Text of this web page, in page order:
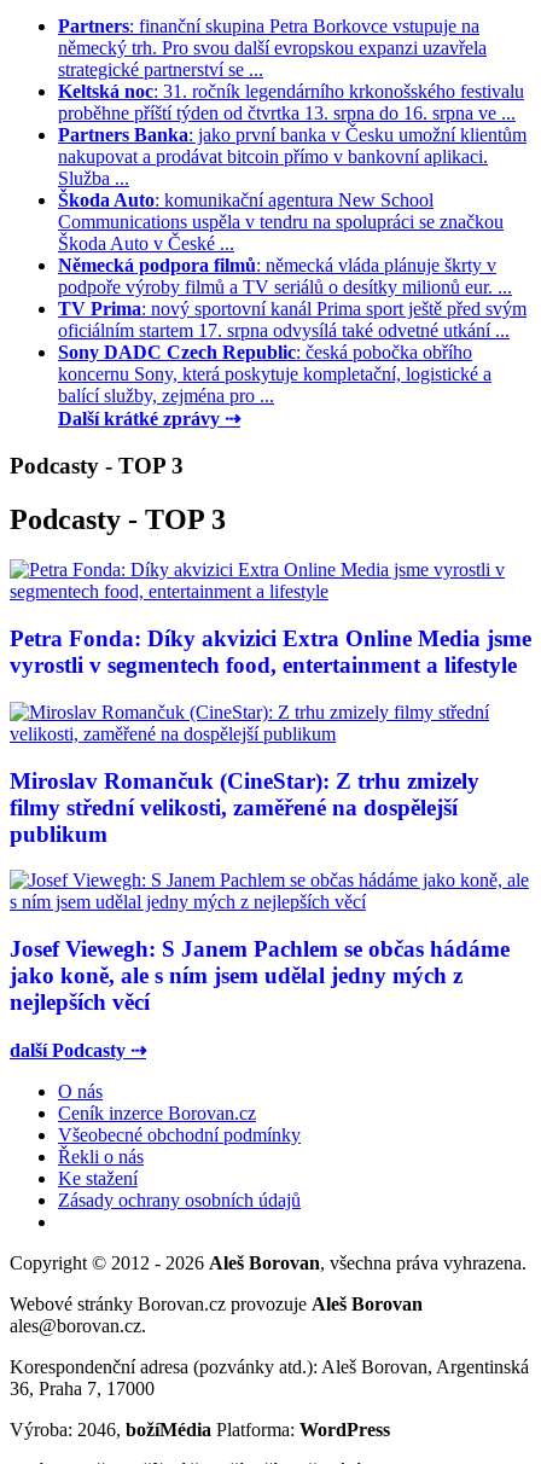
Partners: finanční skupina Petra Borkovce vstupuje na
německý trh. Pro svou další evropskou expanzi uzavřela
strategické partnerství se ...
Keltská noc: 31. ročník legendárního krkonošského festivalu
proběhne příští týden od čtvrtka 13. srpna do 16. srpna ve ...
Partners Banka: jako první banka v Česku umožní klientům
nakupovat a prodávat bitcoin přímo v bankovní aplikaci.
Služba ...
Škoda Auto: komunikační agentura New School
Communications uspěla v tendru na spolupráci se značkou
Škoda Auto v České ...
Německá podpora filmů: německá vláda plánuje škrty v
podpoře výroby filmů a TV seriálů o desítky milionů eur. ...
TV Prima: nový sportovní kanál Prima sport ještě před svým
oficiálním startem 17. srpna odvysílá také odvetné utkání ...
Sony DADC Czech Republic: česká pobočka obřího
koncernu Sony, která poskytuje kompletační, logistické a
balící služby, zejména pro ...
Další krátké zprávy ⇢
Podcasty - TOP 3
Podcasty - TOP 3
Petra Fonda: Díky akvizici Extra Online Media jsme
vyrostli v segmentech food, entertainment a lifestyle
Miroslav Romančuk (CineStar): Z trhu zmizely
filmy střední velikosti, zaměřené na dospělejší
publikum
Josef Viewegh: S Janem Pachlem se občas hádáme
jako koně, ale s ním jsem udělal jedny mých z
nejlepších věcí
další Podcasty ⇢
O nás
Ceník inzerce Borovan.cz
Všeobecné obchodní podmínky
Řekli o nás
Ke stažení
Zásady ochrany osobních údajů
Copyright © 2012 - 2026 Aleš Borovan, všechna práva vyhrazena.
Webové stránky Borovan.cz provozuje Aleš Borovan
ales@borovan.cz.
Korespondenční adresa (pozvánky atd.): Aleš Borovan, Argentinská
36, Praha 7, 17000
Výroba: 2046, božíMédia Platforma: WordPress